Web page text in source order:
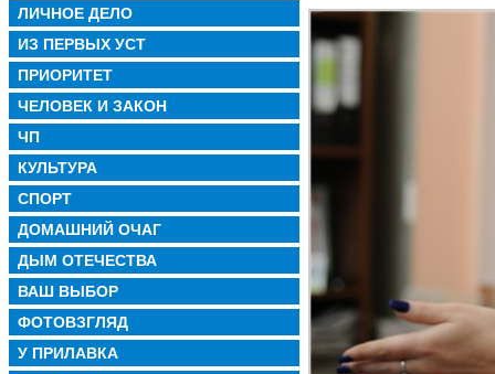
ЛИЧНОЕ ДЕЛО
ИЗ ПЕРВЫХ УСТ
ПРИОРИТЕТ
ЧЕЛОВЕК И ЗАКОН
ЧП
КУЛЬТУРА
СПОРТ
ДОМАШНИЙ ОЧАГ
ДЫМ ОТЕЧЕСТВА
ВАШ ВЫБОР
ФОТОВЗГЛЯД
У ПРИЛАВКА